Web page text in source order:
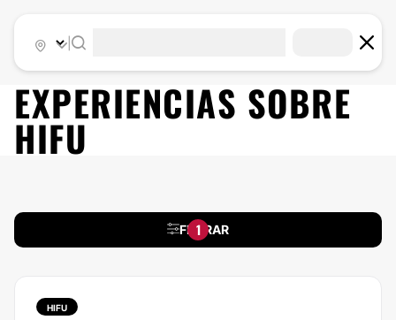
EXPERIENCIAS SOBRE
HIFU
FILTRAR
1
HIFU